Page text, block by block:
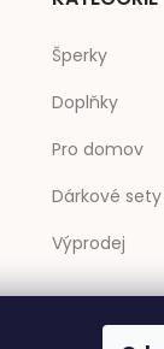
Šperky
Doplňky
Pro domov
Dárkové
Výprodej